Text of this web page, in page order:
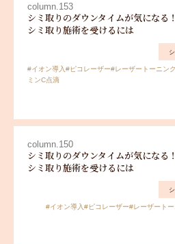
column.153
シミ取りのダウンタイムが気になる
シミ取り施術を受けるには
#イオン導入#ピコレーザー#レーザートーニン
ミンC点滴
column.150
シミ取りのダウンタイムが気になる
シミ取り施術を受けるには
#イオン導入#ピコレーザー#レーザート